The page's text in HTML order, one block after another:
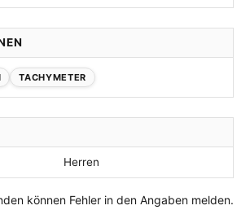
TACHYMETER
Herren
können Fehler in den Angaben melden.